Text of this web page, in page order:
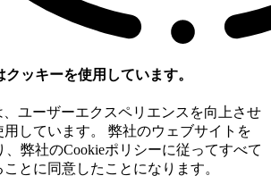
ッキーを使用しています。
、ユーザーエクスペリエンスを向上させ
用しています。 弊社のウェブサイトを
弊社のCookieポリシーに従ってすべて
とに同意したことになります。